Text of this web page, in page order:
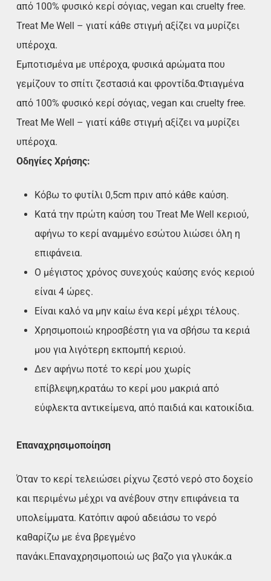
από 100% φυσικό κερί σόγιας, vegan και cruelty free.
Treat Me Well – γιατί κάθε στιγμή αξίζει να μυρίζει
υπέροχα.
Εμποτισμένα με υπέροχα, φυσικά αρώματα που
γεμίζουν το σπίτι ζεστασιά και φροντίδα.Φτιαγμένα
από 100% φυσικό κερί σόγιας, vegan και cruelty free.
Treat Me Well – γιατί κάθε στιγμή αξίζει να μυρίζει
υπέροχα.
Οδηγίες Χρήσης:
Κόβω το φυτίλι 0,5cm πριν από κάθε καύση.
Κατά την πρώτη καύση του Treat Me Well κεριού,
αφήνω το κερί αναμμένο εσώτου λιώσει όλη η
επιφάνεια.
Ο μέγιστος χρόνος συνεχούς καύσης ενός κεριού
είναι 4 ώρες.
Είναι καλό να μην καίω ένα κερί μέχρι τέλους.
Χρησιμοποιώ κηροσβέστη για να σβήσω τα κεριά
μου για λιγότερη εκπομπή κεριού.
Δεν αφήνω ποτέ το κερί μου χωρίς
επίβλεψη,κρατάω το κερί μου μακριά από
εύφλεκτα αντικείμενα, από παιδιά και κατοικίδια.
Επαναχρησιμοποίηση
Όταν το κερί τελειώσει ρίχνω ζεστό νερό στο δοχείο
και περιμένω μέχρι να ανέβουν στην επιφάνεια τα
υπολείμματα. Κατόπιν αφού αδειάσω το νερό
καθαρίζω με ένα βρεγμένο
πανάκι.Επαναχρησιμοποιώ ως βαζο για γλυκάκ.α